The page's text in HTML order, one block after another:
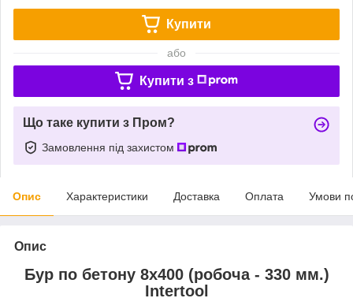
Купити
або
Купити з
Що таке купити з Пром?
Замовлення під захистом
Опис Характеристики Доставка Оплата Умови
Опис
Бур по бетону 8х400 (робоча - 330 мм.)
Intertool